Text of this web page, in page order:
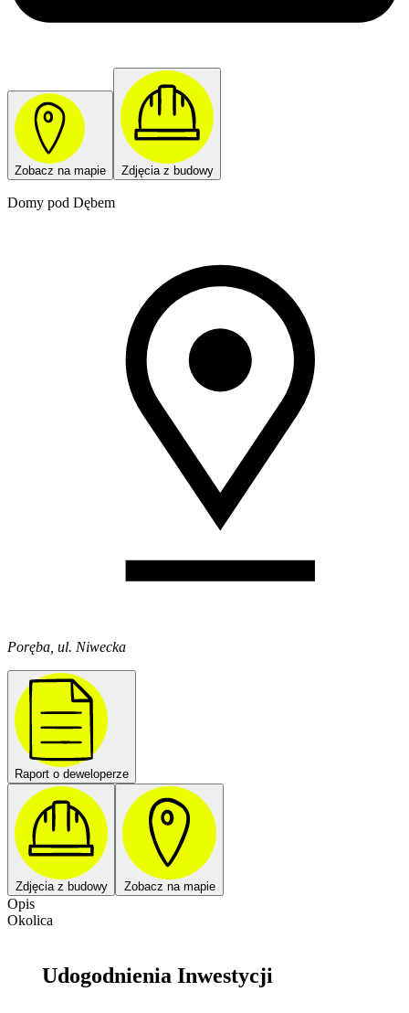
Zobacz na mapie Zdjęcia z budowy
Domy pod Dębem
Poręba, ul. Niwecka
Raport o deweloperze
Zdjęcia z budowy Zobacz na mapie
Opis
Okolica
Udogodnienia Inwestycji